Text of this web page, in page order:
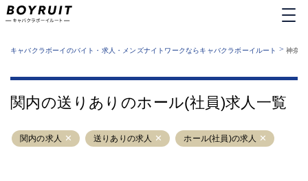
業種から探す
運営者情報
サイトマップ
キャバクラボーイのバイト・求人・メンズナイトワークならキャバクラボーイルート > 神奈
関内の送りありのホール(社員)求人一覧
関内の求人 送りありの求人 ホール(社員)の求人
六本木
池袋
吉祥寺
練馬